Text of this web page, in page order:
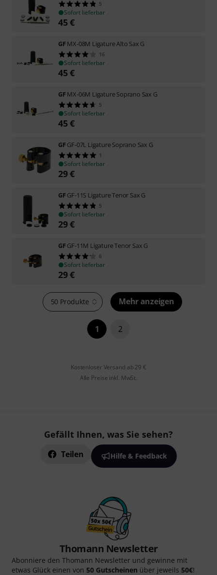
5
Sofort lieferbar
45€
GFMX-08M Ligature Alto Sax G
16
Sofort lieferbar
45€
GFMX-06M Ligature Soprano Sax G
5
Sofort lieferbar
45€
GFGF-07L Ligature Soprano Sax G
1
Sofort lieferbar
29€
GFGF-11S Ligature Tenor Sax G
5
Sofort lieferbar
29€
GFGF-11M Ligature Tenor Sax G
6
Sofort lieferbar
29€
50 Produkte Mehr anzeigen
1 2
Kostenloser Versand ab 29 €
Alle Preise inkl. MwSt.
Gefällt Ihnen, was Sie sehen?
Teilen Hilfe & Feedback
Thomann Newsletter
Abonniere den Thomann Newsletter und gewinne mit
etwas Glück einen von 50 Gutscheinen über jeweils 50€!